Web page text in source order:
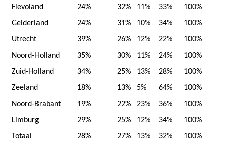
Flevoland
24% 32% 11% 33%
100%
Gelderland
24% 31% 10% 34%
100%
Utrecht
39% 26% 12% 22%
100%
Noord-Holland
35% 30% 11% 24%
100%
Zuid-Holland
34% 25% 13% 28%
100%
Zeeland
18% 13% 5% 64%
100%
Noord-Brabant
19% 22% 23% 36%
100%
Limburg
29% 25% 12% 34%
100%
Totaal
28% 27% 13% 32%
100%